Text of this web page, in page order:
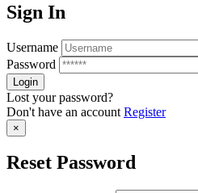
Sign In
Username
Password
Lost your password?
Don't have an account Register
×
Reset Password